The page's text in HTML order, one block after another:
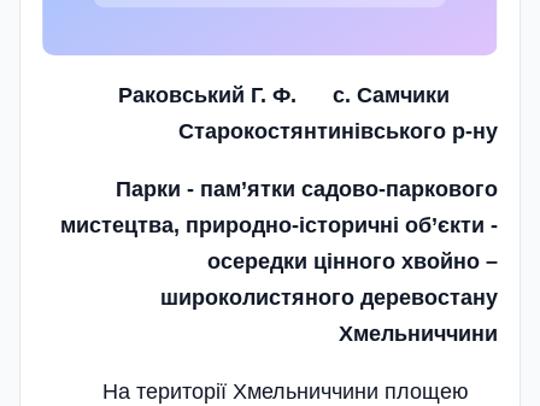
Раковський Г. Ф. с. Самчики
Старокостянтинівського р-ну
Парки - пам’ятки садово-паркового
мистецтва, природно-історичні об’єкти -
осередки цінного хвойно –
широколистяного деревостану
Хмельниччини
На території Хмельниччини площею